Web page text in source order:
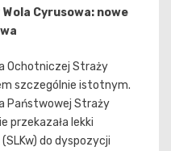
Cyrusowa: nowe
Ochotniczej Straży
szczególnie istotnym.
Państwowej Straży
przekazała lekki
do dyspozycji